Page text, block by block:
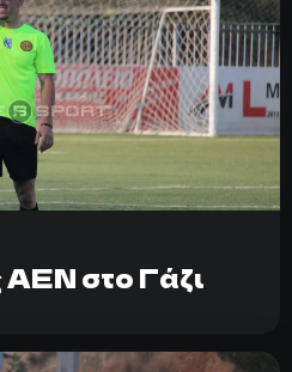
ΑΕΝ στο Γάζι